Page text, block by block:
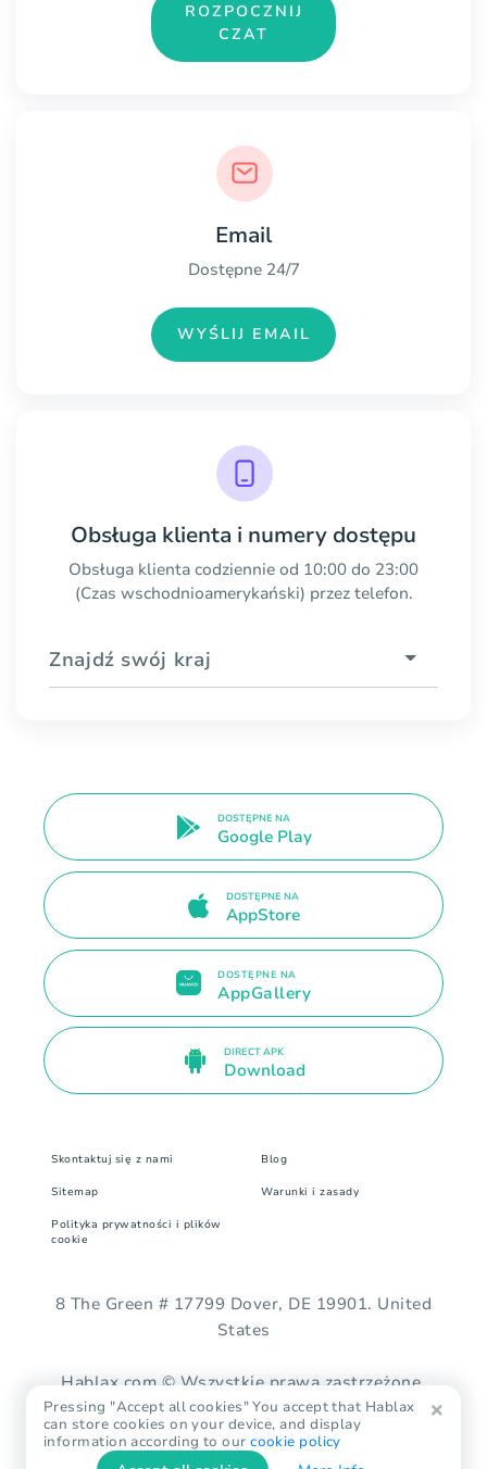
ROZPOCZNIJ
CZAT
Email
Dostępne 24/7
WYŚLIJ EMAIL
Obsługa klienta i numery dostępu
Obsługa klienta codziennie od 10:00 do 23:00
(Czas wschodnioamerykański) przez telefon.
Znajdź swój kraj
DOSTĘPNE NA
Google Play
DOSTĘPNE NA
AppStore
DOSTĘPNE NA
AppGallery
DIRECT APK
Download
Skontaktuj się z nami Blog
Sitemap Warunki i zasady
Polityka prywatności i plików
cookie
8 The Green # 17799 Dover, DE 19901. United
States
Hablax.com © Wszystkie prawa zastrzeżone.
Pressing "Accept all cookies" You accept that Hablax
can store cookies on your device, and display
information according to ourcookie policy